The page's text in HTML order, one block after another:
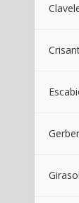
Girasol